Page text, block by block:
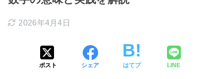
2026年4月4日
ポスト シェア はてブ LINE